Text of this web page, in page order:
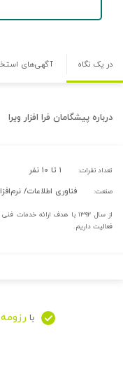
در یک نگاه آگهی‌های
درباره پیشگامان فرا افزار ویرا
تعداد نفرات: ۱ تا ۱۰ نفر
صنعت: فناوری اطلاعات/
از سال ۱۳۹۲ با هدف ارائه
فعالیت داریم.
با